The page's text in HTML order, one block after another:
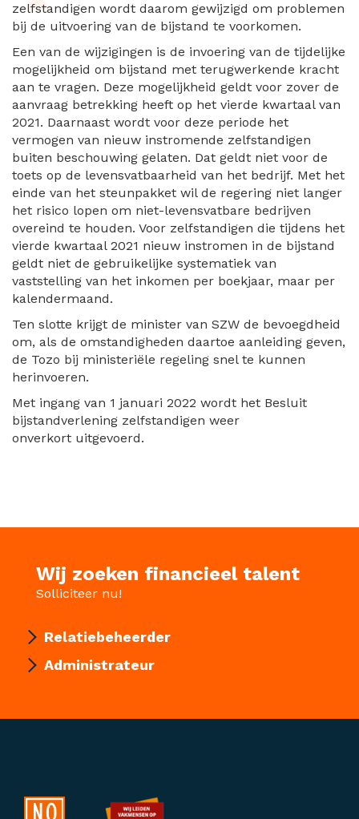
zelfstandigen wordt daarom gewijzigd om problemen
bij de uitvoering van de bijstand te voorkomen.
Een van de wijzigingen is de invoering van de tijdelijke
mogelijkheid om bijstand met terugwerkende kracht
aan te vragen. Deze mogelijkheid geldt voor zover de
aanvraag betrekking heeft op het vierde kwartaal van
2021. Daarnaast wordt voor deze periode het
vermogen van nieuw instromende zelfstandigen
buiten beschouwing gelaten. Dat geldt niet voor de
toets op de levensvatbaarheid van het bedrijf. Met het
einde van het steunpakket wil de regering niet langer
het risico lopen om niet-levensvatbare bedrijven
overeind te houden. Voor zelfstandigen die tijdens het
vierde kwartaal 2021 nieuw instromen in de bijstand
geldt niet de gebruikelijke systematiek van
vaststelling van het inkomen per boekjaar, maar per
kalendermaand.
Ten slotte krijgt de minister van SZW de bevoegdheid
om, als de omstandigheden daartoe aanleiding geven,
de Tozo bij ministeriële regeling snel te kunnen
herinvoeren.
Met ingang van 1 januari 2022 wordt het Besluit
bijstandverlening zelfstandigen weer
onverkort uitgevoerd.
Wij zoeken financieel talent
Solliciteer nu!
Relatiebeheerder
Administrateur